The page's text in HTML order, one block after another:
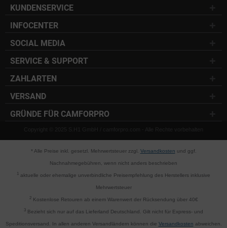
KUNDENSERVICE
INFOCENTER
SOCIAL MEDIA
SERVICE & SUPPORT
ZAHLARTEN
VERSAND
GRÜNDE FÜR CAMFORPRO
Copyright © 2025 S.H1 GmbH / camforpro.com - Alle Rechte vorbehalten
* Alle Preise inkl. gesetzl. Mehrwertsteuer zzgl. Versandkosten und ggf.
Nachnahmegebühren, wenn nicht anders beschrieben
aktuelle oder ehemalige unverbindliche Preisempfehlung des Herstellers inklusive
Mehrwertsteuer
2Kostenlose Retouren ab einem Warenwert der Rücksendung über 40€
3 Bezieht sich nur auf das Lieferland Deutschland. Gilt nicht für Express- und
Speditionsversand. In allen anderen Versandländern können die Versandkosten abweichen.